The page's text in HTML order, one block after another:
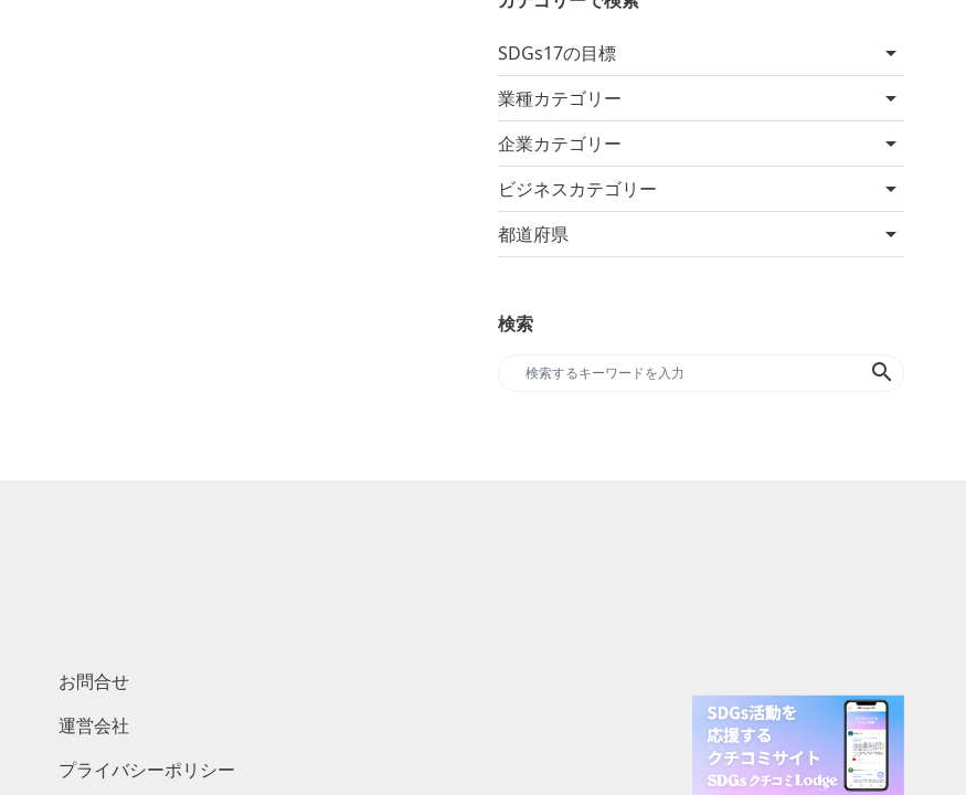
SDGs17の目標
業種カテゴリー
企業カテゴリー
ビジネスカテゴリー
都道府県
検索
search
お問合せ
運営会社
プライバシーポリシー